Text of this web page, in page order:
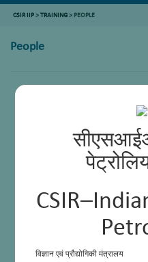
विज्ञान एवं प्रौद्योगिकी मंत्रालय
CSIR IIP>TRAINING> PEOPLE
People
SUDAMA SINGH BISHT